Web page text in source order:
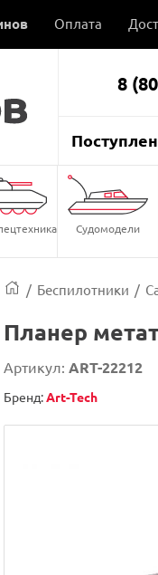
Оплата
8
Судомодели
/ Беспилотники /
Планер
Артикул: ART-22212
Бренд:Art-Tech